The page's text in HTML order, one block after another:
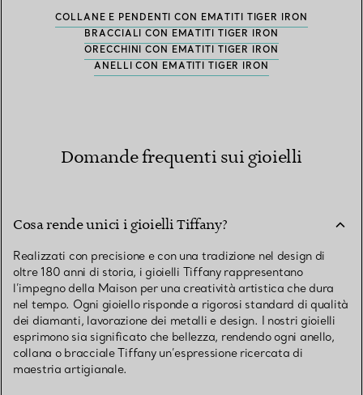
COLLANE E PENDENTI CON EMATITI TIGER IRON
BRACCIALI CON EMATITI TIGER IRON
ORECCHINI CON EMATITI TIGER IRON
ANELLI CON EMATITI TIGER IRON
Domande frequenti sui gioielli
Cosa rende unici i gioielli Tiffany?
Realizzati con precisione e con una tradizione nel design di
oltre 180 anni di storia, i gioielli Tiffany rappresentano
l’impegno della Maison per una creatività artistica che dura
nel tempo. Ogni gioiello risponde a rigorosi standard di qualità
dei diamanti, lavorazione dei metalli e design. I nostri gioielli
esprimono sia significato che bellezza, rendendo ogni anello,
collana o bracciale Tiffany un’espressione ricercata di
maestria artigianale.